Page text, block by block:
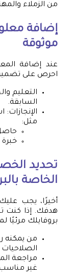
من الزملاء
إضافة
موثوقة
عند إضافة
احرص على
التعليم
السابقة.
مثل:
تحديد
الخاصة
أخيرًا، يجب
هدفك. إذا كنت
بروفايلك مرئيًا
من يمكنه
مراجعة
غير